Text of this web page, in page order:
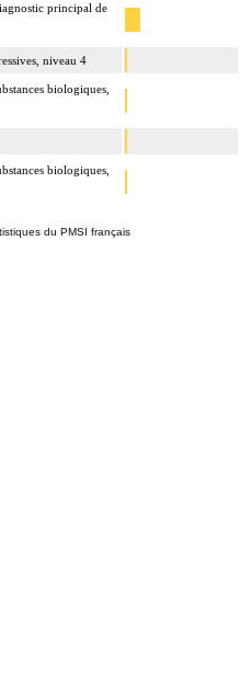
principal de
niveau 4
biologiques,
biologiques,
du PMSI français